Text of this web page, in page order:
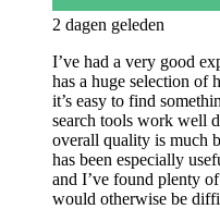
2 dagen geleden
I’ve had a very good
has a huge selection of
it’s easy to find
search tools work well
overall quality is much
has been especially
and I’ve found plenty
would otherwise be